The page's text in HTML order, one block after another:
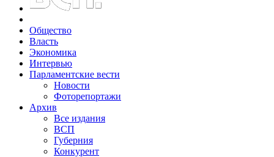
Общество
Власть
Экономика
Интервью
Парламентские вести
Новости
Фоторепортажи
Архив
Все издания
ВСП
Губерния
Конкурент